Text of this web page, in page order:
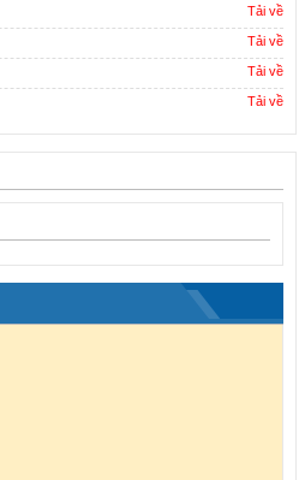
Tải về
Tải về
Tải về
Tải về